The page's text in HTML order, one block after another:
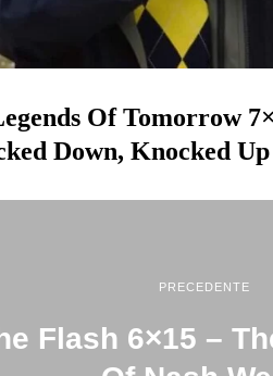
Of Tomorrow
Down, Knocked Up
PRECEDENTE
Flash 6×15 –